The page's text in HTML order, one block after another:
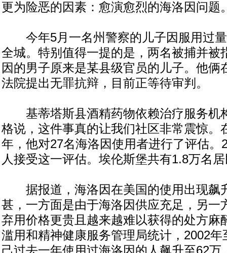
更为险恶的因素：愈演愈烈的海洛因问题
今年5月一名州警察的儿子因服用过量
全城。特别值得一提的是，两名被捕并被
因的男子原来是某县级官员的儿子。他俩
法院提出无罪抗辩，目前正等待审判。
基蒂塔斯县酒精药物依赖治疗服务机
格说，这件事真的让我们社区非常震惊。
年，他对27名海洛因使用者进行了评估。
人接受这一评估。埃伦斯堡共有1.8万名
据报道，海洛因在美国的使用出现飙
甚，一方面是由于海洛因供应充足，另一
弃用价格更贵且越来越难以获得的处方麻
滥用和精神健康服务管理局统计，2002年